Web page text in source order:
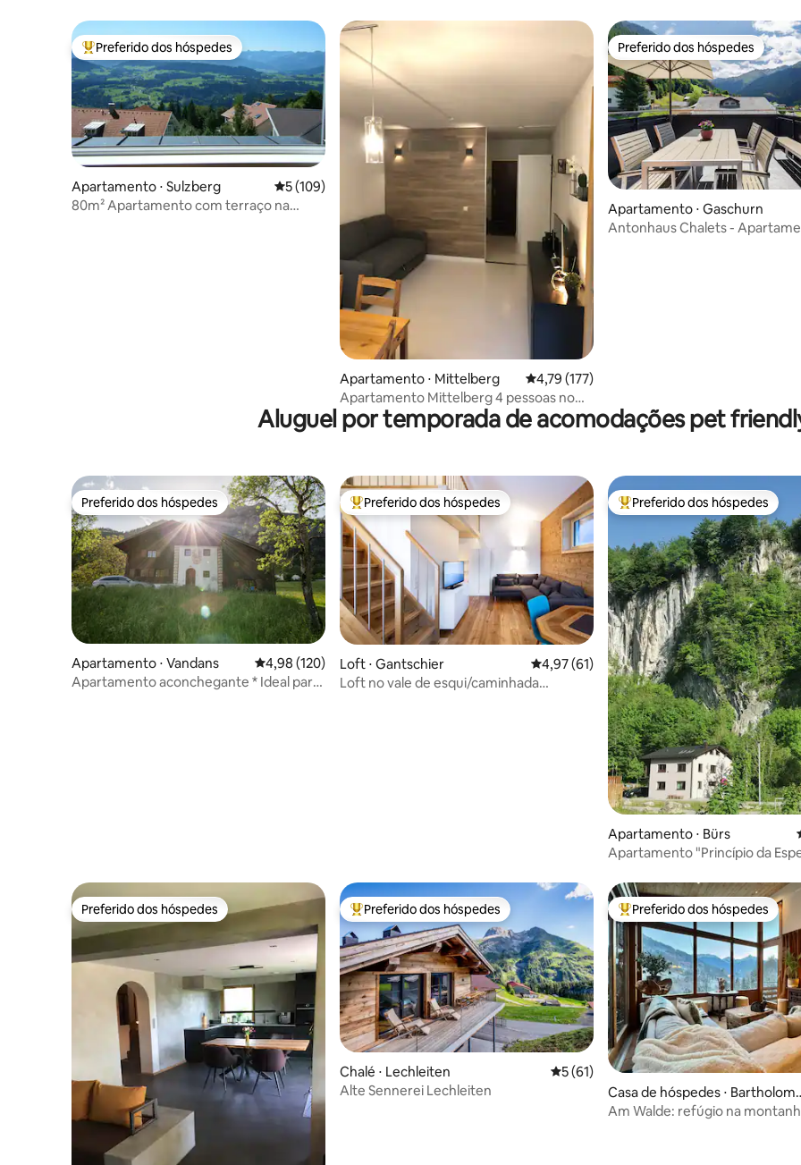
Entre os melhores preferidos dos hóspedes
Preferido dos hóspedes
Apartamento ⋅ Sulzberg 5 de uma avaliação média de 5, 109 avaliações
5 (109)
80m² Apartamento com terraço na
Apartamento ⋅ Mittelberg 4,79 de uma avaliação média de 5, 177
4,79 (177)
Apartamento Mittelberg 4 pessoas no
meio das montanhas
Preferido dos hóspedes
Preferido dos hóspedes
Apartamento ⋅ Gaschurn
Antonhaus Chalets -
Aluguel por temporada de acomodações pet
Preferido dos hóspedes
Preferido dos hóspedes
Apartamento ⋅ Vandans 4,98 de uma avaliação média de 5, 120 avaliações
4,98 (120)
Apartamento aconchegante * Ideal para
Entre os melhores preferidos dos hóspedes
Preferido dos hóspedes
Loft ⋅ Gantschier 4,97 de uma avaliação média de 5, 61
4,97 (61)
Loft no vale de esqui/caminhada
Entre os melhores preferidos
Preferido dos hóspedes
Apartamento ⋅ Bürs
Apartamento "Princípio da
Preferido dos hóspedes
Preferido dos hóspedes Entre os melhores preferidos dos hóspedes
Preferido dos hóspedes
Chalé ⋅ Lechleiten 5 de uma avaliação média de 5, 61
5 (61)
Alte Sennerei Lechleiten
Entre os melhores preferidos
Preferido dos hóspedes
Casa de hóspedes ⋅
erg
Am Walde: refúgio na